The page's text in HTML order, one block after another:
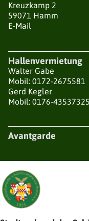
Kreuzkamp 2
59071 Hamm
E-Mail
Hallenvermietung
Walter Gabe
Mobil: 0172-2675581
Gerd Kegler
Mobil: 0176-43537325
Avantgarde